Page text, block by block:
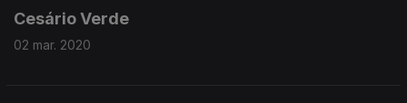
Cesário Verde
02 mar. 2020